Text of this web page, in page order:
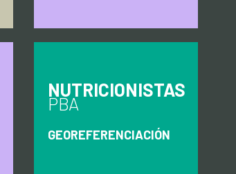
NUTRICIONISTAS
PBA
GEOREFERENCIACIÓN